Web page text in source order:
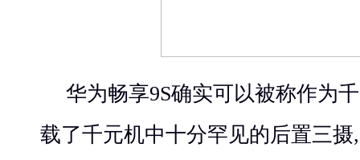
华为畅享9S确实可以被称作为
载了千元机中十分罕见的后置三